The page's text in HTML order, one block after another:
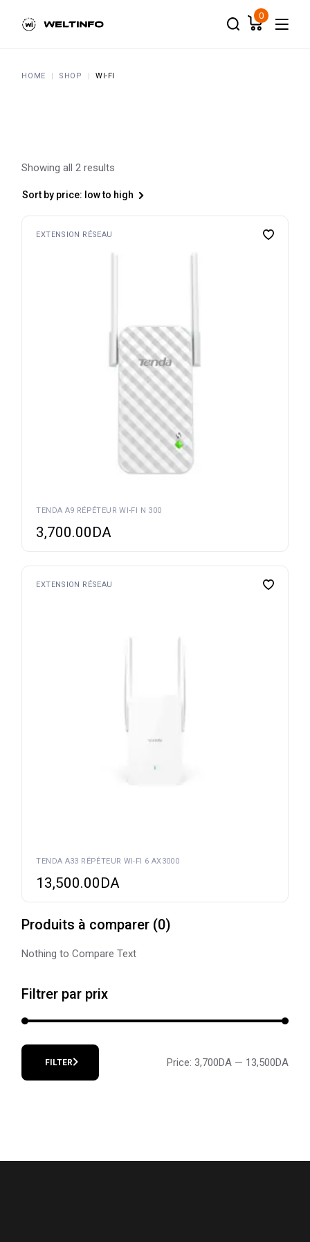
content
0
HOME SHOP WI-FI
Showing all 2 results
Sort by price: low to high
EXTENSION RÉSEAU
TENDA A9 RÉPÉTEUR WI-FI N 300
3,700.00DA
EXTENSION RÉSEAU
TENDA A33 RÉPÉTEUR WI-FI 6 AX3000
13,500.00DA
Produits à comparer (0)
Nothing to Compare Text
Filtrer par prix
price
price
FILTER Price: 3,700DA— 13,500DA